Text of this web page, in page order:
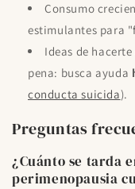
Consumo
estimulantes para
Ideas de
pena: busca ayuda
conducta suicida).
Preguntas
¿Cuánto se tarda
perimenopausia